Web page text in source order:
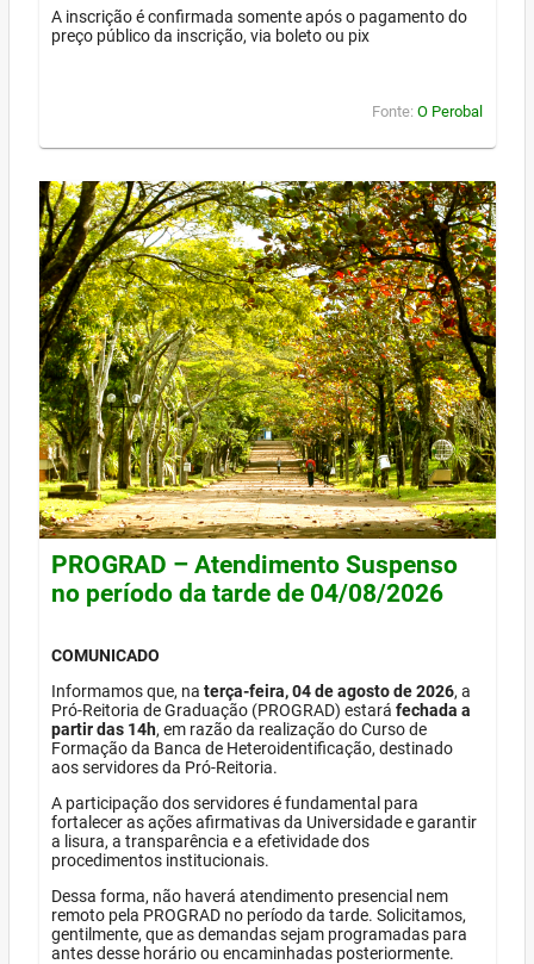
A inscrição é confirmada somente após o pagamento do
preço público da inscrição, via boleto ou pix
Fonte: O Perobal
PROGRAD – Atendimento Suspenso
no período da tarde de 04/08/2026
COMUNICADO
Informamos que, na terça-feira, 04 de agosto de 2026, a
Pró-Reitoria de Graduação (PROGRAD) estará fechada a
partir das 14h, em razão da realização do Curso de
Formação da Banca de Heteroidentificação, destinado
aos servidores da Pró-Reitoria.
A participação dos servidores é fundamental para
fortalecer as ações afirmativas da Universidade e garantir
a lisura, a transparência e a efetividade dos
procedimentos institucionais.
Dessa forma, não haverá atendimento presencial nem
remoto pela PROGRAD no período da tarde. Solicitamos,
gentilmente, que as demandas sejam programadas para
antes desse horário ou encaminhadas posteriormente.